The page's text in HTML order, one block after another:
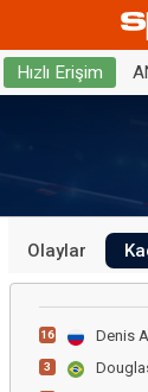
Hızlı Erişim
Olaylar
16 Denis
3